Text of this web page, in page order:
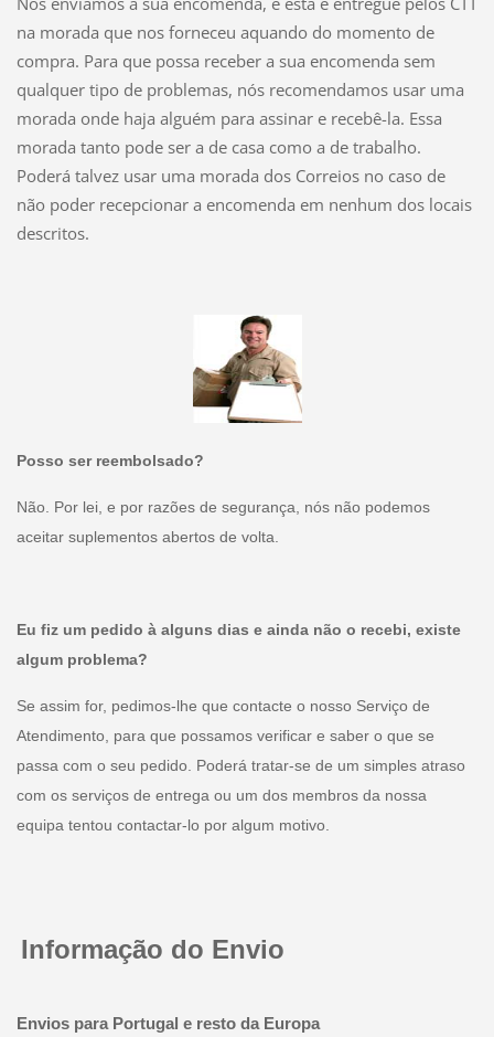
na morada que nos forneceu aquando do momento de
compra. Para que possa receber a sua encomenda sem
qualquer tipo de problemas, nós recomendamos usar uma
morada onde haja alguém para assinar e recebê-la. Essa
morada tanto pode ser a de casa como a de trabalho.
Poderá talvez usar uma morada dos Correios no caso de
não poder recepcionar a encomenda em nenhum dos locais
descritos.
Posso ser reembolsado?
Não. Por lei, e por razões de segurança, nós não podemos
aceitar suplementos abertos de volta.
Eu fiz um pedido à alguns dias e ainda não o recebi, existe
algum problema?
Se assim for, pedimos-lhe que contacte o nosso Serviço de
Atendimento, para que possamos verificar e saber o que se
passa com o seu pedido. Poderá tratar-se de um simples atraso
com os serviços de entrega ou um dos membros da nossa
equipa tentou contactar-lo por algum motivo.
Informação do Envio
Envios para Portugal e resto da Europa